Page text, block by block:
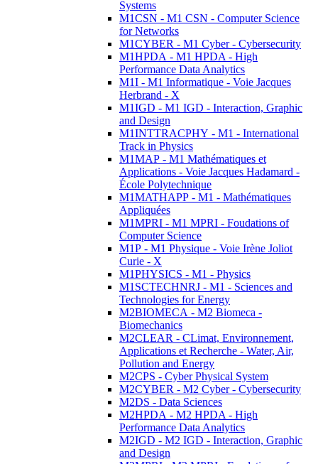
Systems
M1CSN - M1 CSN - Computer Science
for Networks
M1CYBER - M1 Cyber - Cybersecurity
M1HPDA - M1 HPDA - High
Performance Data Analytics
M1I - M1 Informatique - Voie Jacques
Herbrand - X
M1IGD - M1 IGD - Interaction, Graphic
and Design
M1INTTRACPHY - M1 - International
Track in Physics
M1MAP - M1 Mathématiques et
Applications - Voie Jacques Hadamard -
École Polytechnique
M1MATHAPP - M1 - Mathématiques
Appliquées
M1MPRI - M1 MPRI - Foudations of
Computer Science
M1P - M1 Physique - Voie Irène Joliot
Curie - X
M1PHYSICS - M1 - Physics
M1SCTECHNRJ - M1 - Sciences and
Technologies for Energy
M2BIOMECA - M2 Biomeca -
Biomechanics
M2CLEAR - CLimat, Environnement,
Applications et Recherche - Water, Air,
Pollution and Energy
M2CPS - Cyber Physical System
M2CYBER - M2 Cyber - Cybersecurity
M2DS - Data Sciences
M2HPDA - M2 HPDA - High
Performance Data Analytics
M2IGD - M2 IGD - Interaction, Graphic
and Design